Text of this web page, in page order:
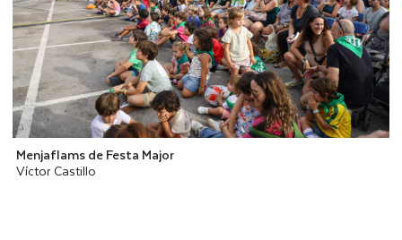
Menjaflams de Festa Major
Víctor Castillo